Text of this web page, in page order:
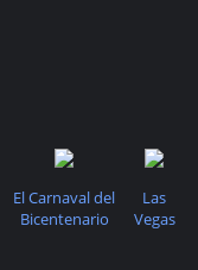
El Carnaval del
Bicentenario
Las
Vegas